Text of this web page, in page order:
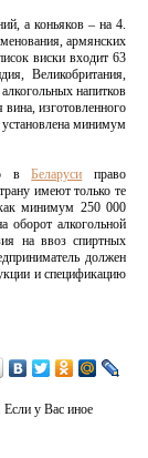
а коньяков – на 4.
армянских
виски входит 63
Великобритания,
напитков
изготовленного
установлена минимум
вБеларуси право
имеют только те
минимум 250 000
оборот алкогольной
на ввоз спиртных
должен
и спецификацию
Если у Вас иное